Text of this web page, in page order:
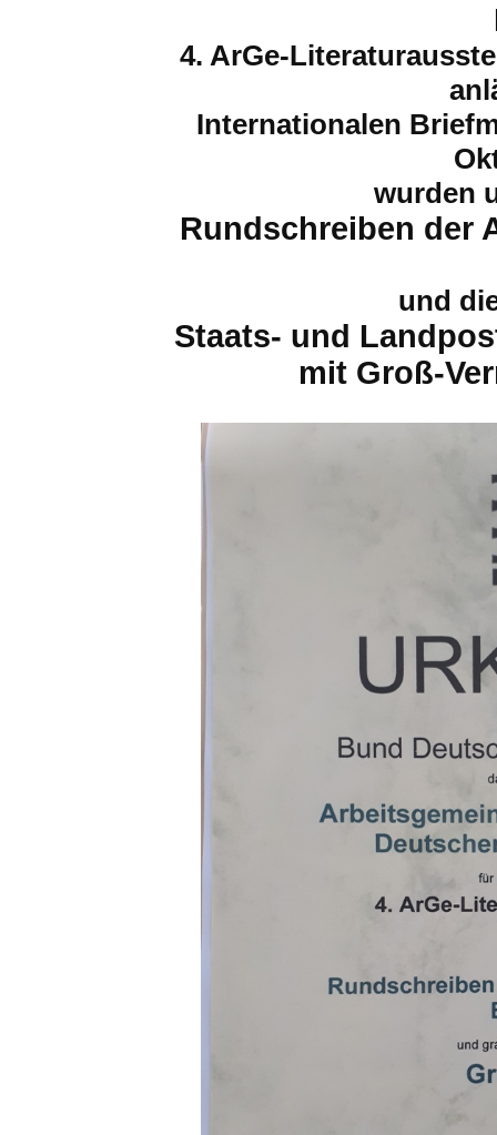
4. ArGe-
Internationalen
wurden
Rundschreiben der
und
Staats- und
mit Groß-